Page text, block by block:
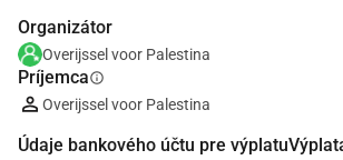
Organizátor
Overijssel voor Palestina
Príjemcainfo
Overijssel voor Palestina
Údaje bankového účtu pre